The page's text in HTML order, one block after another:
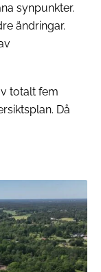
synpunkter.
ändringar.
totalt fem
Då